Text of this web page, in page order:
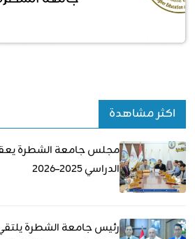
اكثر مشاهدة
مجلس جامعة الشطرة
الدراسي 2025–2026
رئيس جامعة الشطرة يلتقي